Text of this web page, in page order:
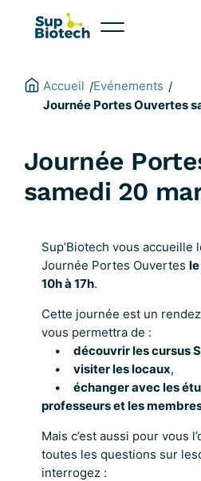
Accueil /Evénements /
Journée Portes Ouvertes
Journée
samedi 20
Sup’Biotech vous accueille
Journée Portes Ouvertes
10h à 17h.
Cette journée est un
vous permettra de :
• découvrir les cursus
• visiter les locaux,
• échanger avec les
professeurs et les
Mais c’est aussi pour vous
toutes les questions sur
interrogez :